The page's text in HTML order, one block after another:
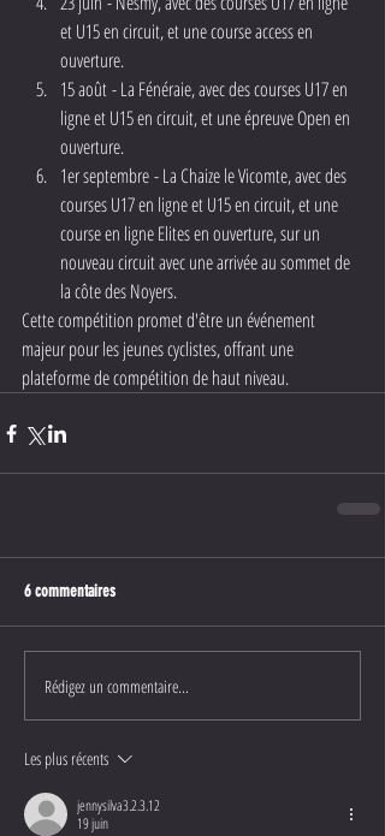
et U15 en circuit, et une course access en
ouverture.
15 août - La Fénéraie, avec des courses U17 en
ligne et U15 en circuit, et une épreuve Open en
ouverture.
1er septembre - La Chaize le Vicomte, avec des
courses U17 en ligne et U15 en circuit, et une
course en ligne Elites en ouverture, sur un
nouveau circuit avec une arrivée au sommet de
la côte des Noyers.
Cette compétition promet d'être un événement
majeur pour les jeunes cyclistes, offrant une
plateforme de compétition de haut niveau.
6 commentaires
Rédigez un commentaire...
Les plus récents
jennysilva3.2.3.12
19 juin